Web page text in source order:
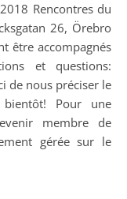
Rencontres du
26, Örebro
être accompagnés
et questions:
de nous préciser le
Pour une
membre de
gérée sur le